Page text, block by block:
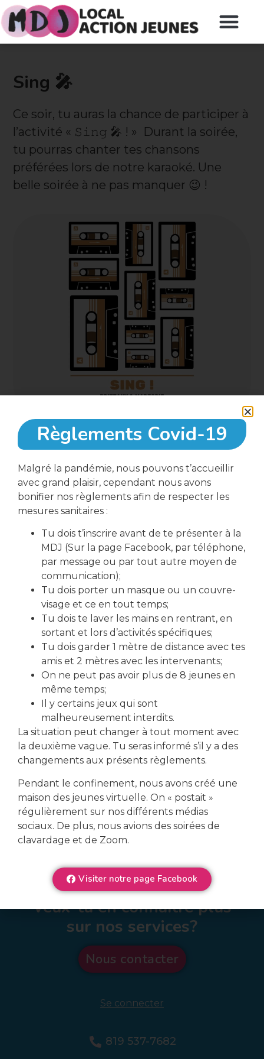
Sing 🎤
Ce soir, tu auras la chance de participer à
l’activité « 𝚂𝚒𝚗𝚐 🎤 ! » Durant la soirée,
tu pourras chanter tes chansons
préférées lors de notre karaoké. Une
belle soirée à ne pas manquer 😉 !
8 Décembre, 2022
18:00
Local Action Jeunes
télécharger le formulaire d'inscription
Partager cet événement
Veux-tu en connaître plus
sur nos services?
Nous contacter
Se connecter
819 537-7682
Règlements Covid-19
Malgré la pandémie, nous pouvons t’accueillir
avec grand plaisir, cependant nous avons
bonifier nos règlements afin de respecter les
mesures sanitaires :
Tu dois t’inscrire avant de te présenter à la
MDJ (Sur la page Facebook, par téléphone,
par message ou par tout autre moyen de
communication);
Tu dois porter un masque ou un couvre-
visage et ce en tout temps;
Tu dois te laver les mains en rentrant, en
sortant et lors d’activités spécifiques;
Tu dois garder 1 mètre de distance avec tes
amis et 2 mètres avec les intervenants;
On ne peut pas avoir plus de 8 jeunes en
même temps;
Il y certains jeux qui sont
malheureusement interdits.
La situation peut changer à tout moment avec
la deuxième vague. Tu seras informé s’il y a des
changements aux présents règlements.
Pendant le confinement, nous avons créé une
maison des jeunes virtuelle. On « postait »
régulièrement sur nos différents médias
sociaux. De plus, nous avions des soirées de
clavardage et de Zoom.
Visiter notre page Facebook